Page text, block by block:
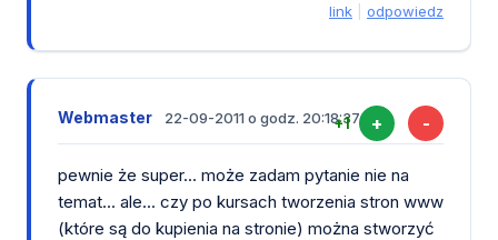
link odpowiedz
Webmaster 22-09-2011 o godz. 20:18:37
+1 + -
pewnie że super... może zadam pytanie nie na
temat... ale... czy po kursach tworzenia stron www
(które są do kupienia na stronie) można stworzyć